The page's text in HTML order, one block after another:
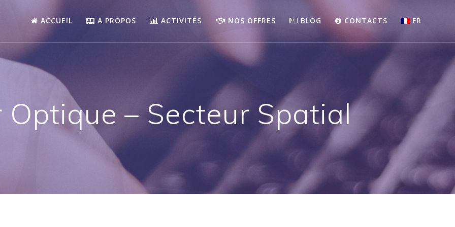
ACCUEIL A PROPOS ACTIVITÉS NOS OFFRES BLOG CONTACTS FR
Optique – Secteur Spatial